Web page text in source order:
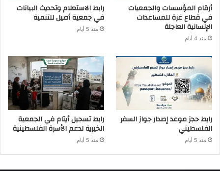
أرقام المؤسسات والجمعيات
في قطاع غزة للمساعدات
الإنسانية العاجلة
منذ 4 أيام
رابط الاستعلام وتحديث البيانات
في جمعية أصيل للتنمية
منذ 5 أيام
رابط حجز موعد إصدار جواز السفر
الفلسطيني
منذ 5 أيام
رابط تسجيل أيتام في الجمعية
الخيرية لدعم الأسرة الفلسطينية
منذ 5 أيام